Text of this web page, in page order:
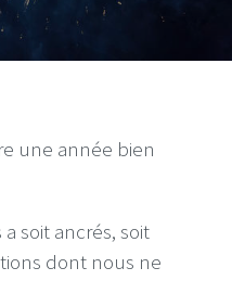
une année bien
soit ancrés, soit
dont nous ne